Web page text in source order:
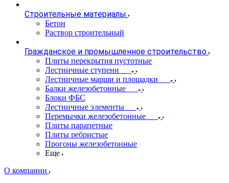
Строительные материалы
Бетон
Раствор строительный
Гражданское и промышленное строительство
Плиты перекрытия пустотные
Лестничные ступени
Лестничные марши и площадки
Балки железобетонные
Блоки ФБС
Лестничные элементы
Перемычки железобетонные
Плиты парапетные
Плиты ребристые
Прогоны железобетонные
Еще
О компании